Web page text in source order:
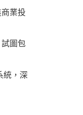
業投
圖包
統，深